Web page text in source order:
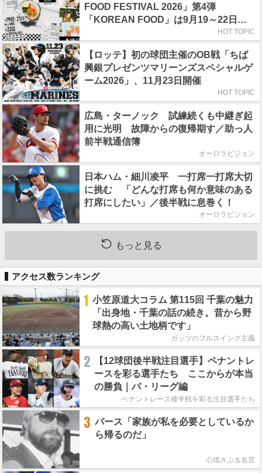
FOOD FESTIVAL 2026」第4弾
「KOREAN FOOD」は9月19～22日／
HOT TOPIC
【ロッテ】初の球団主催のOB戦「ちば
興銀プレゼンツマリーンズスペシャルゲ
ーム2026」、11月23日開催
HOT TOPIC
広島・ターノック 試練続くも中継ぎ起
用に光明 故障からの復帰期す／助っ人
前半戦通信簿
オーロラビジョン
日本ハム・細川凌平 一打席一打席大切
に挑む 「どんな打席も何か意味のある
打席にしたい」／後半戦に息巻く！
オーロラビジョン
もっと見る
アクセス数ランキング
1 小笠原道大コラム 第115回 千葉の魅力
「出身地・千葉の話の続き。昔から野
球熱の高い土地柄です」
ガッツのフルスイング主義
2
【12球団後半戦注目選手】ペナントレ
ースを彩る選手たち ここからが本当
の勝負｜パ・リーグ編
ペナントレース後半戦を彩る注目選手たち
3 バース「家族が私を必要としているか
ら帰るのだ」
心揺さぶる名言